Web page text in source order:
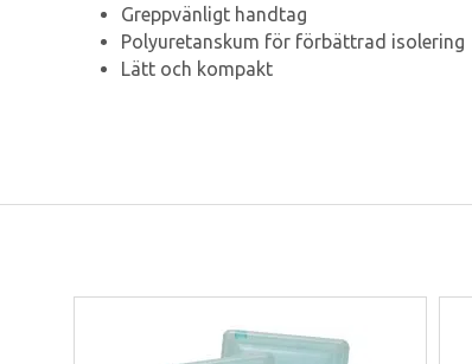
Greppvänligt handtag
Polyuretanskum för förbättrad isolering
Lätt och kompakt